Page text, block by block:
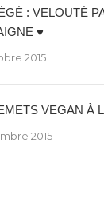
: VELOUTÉ
♥
2015
VEGAN À
2015